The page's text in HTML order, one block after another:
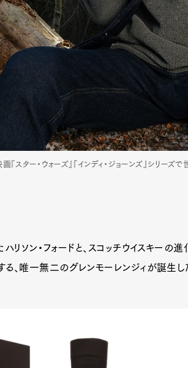
画『スター・ウォーズ』『インディ・ジョーンズ』シ
リソン・フォードと、スコッチウイスキーの
、唯一無二のグレンモーレンジィが誕生し